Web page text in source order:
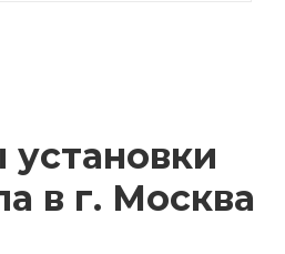
в г. Москва